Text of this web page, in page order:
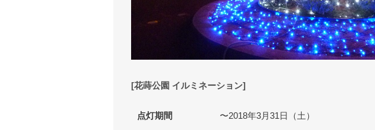
[花蒔公園 イルミネーション]
点灯期間 〜2018年3月31日（土）